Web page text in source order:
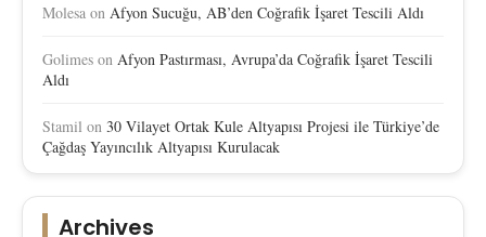
Molesa on Afyon Sucuğu, AB’den Coğrafik İşaret Tescili Aldı
Golimes on Afyon Pastırması, Avrupa’da Coğrafik İşaret Tescili
Aldı
Stamil on 30 Vilayet Ortak Kule Altyapısı Projesi ile Türkiye’de
Çağdaş Yayıncılık Altyapısı Kurulacak
Archives